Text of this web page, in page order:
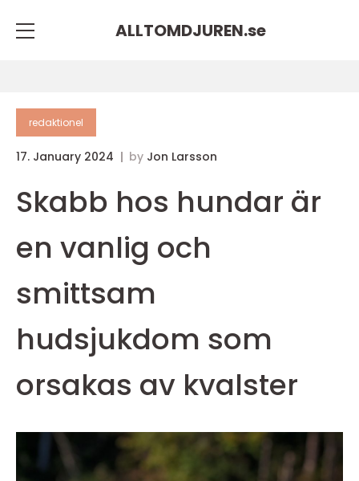
ALLTOMDJUREN.se
redaktionel
17. January 2024 by Jon Larsson
Skabb hos hundar är
en vanlig och
smittsam
hudsjukdom som
orsakas av kvalster